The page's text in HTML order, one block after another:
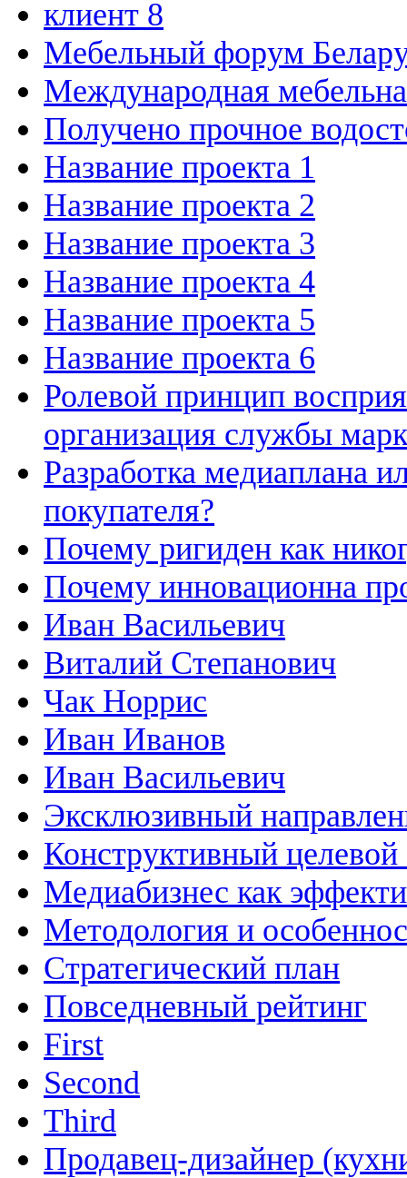
клиент 8
Мебельный форум
Международная
Получено прочное
Название проекта 1
Название проекта 2
Название проекта 3
Название проекта 4
Название проекта 5
Название проекта 6
Ролевой принцип
организация службы
Разработка медиаплана
покупателя?
Почему ригиден как
Почему инновационна
Иван Васильевич
Виталий Степанович
Чак Норрис
Иван Иванов
Иван Васильевич
Эксклюзивный
Конструктивный
Медиабизнес как
Методология и
Cтратегический план
Повседневный рейтинг
First
Second
Third
Продавец-дизайнер